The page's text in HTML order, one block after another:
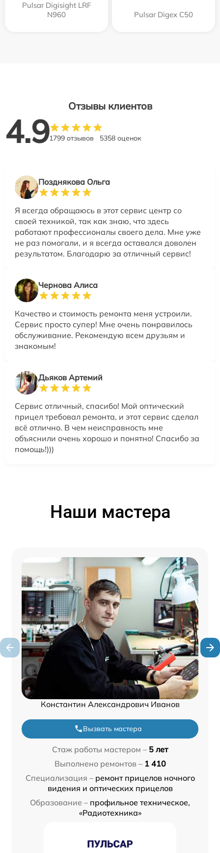
Pulsar Digisight LRF
N960
Pulsar Digex C50
Отзывы клиентов
4.91799 отзывов 5358 оценок
Позднякова Ольга
Я всегда обращаюсь в этот сервис центр со
своей техникой, так как знаю, что здесь
работают профессионалы своего дела. Мне уже
не раз помогали, и я всегда оставался доволен
результатом. Благодарю за отличный сервис!
Чернова Алиса
Качество и стоимость ремонта меня устроили.
Сервис просто супер! Мне очень понравилось
обслуживание. Рекомендую всем друзьям и
знакомым!
Дьяков Артемий
Сервис отличный, спасибо! Мой оптический
прицел требовал ремонта, и этот сервис сделал
всё отлично. В чем неисправность мне
объяснили очень хорошо и понятно! Спасибо за
помощь!)))
Наши мастера
Константин Александрович Иванов
Вызвать мастера
Стаж работы мастером – 5 лет
Выполнено ремонтов – 1 410
Специализация – ремонт прицелов ночного
видения и оптических прицелов
Образование – профильное техническое,
«Радиотехника»